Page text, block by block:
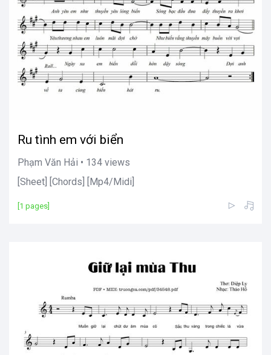
Ru tình em với biển
Phạm Văn Hải • 134 views
[Sheet] [Chords] [Mp4/Midi]
[1 pages]